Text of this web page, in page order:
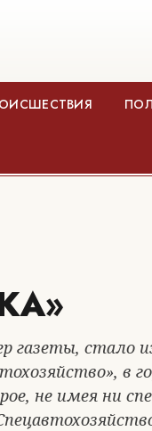
газеты, стало
в
не имея ни